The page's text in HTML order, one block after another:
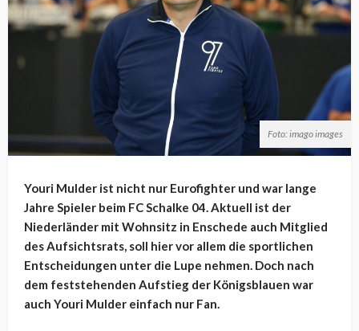
Foto: imago images
Youri Mulder ist nicht nur Eurofighter und war lange
Jahre Spieler beim FC Schalke 04. Aktuell ist der
Niederländer mit Wohnsitz in Enschede auch Mitglied
des Aufsichtsrats, soll hier vor allem die sportlichen
Entscheidungen unter die Lupe nehmen. Doch nach
dem feststehenden Aufstieg der Königsblauen war
auch Youri Mulder einfach nur Fan.